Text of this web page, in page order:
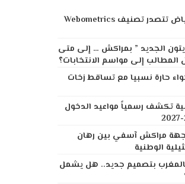
جامعة القاضي عياض تتصدر تصنيف Webometrics
الجديد ” بمراكش … إلى متى
إلى مواسم الانتخابات؟
حارة نسبيا مع تساقط زخات
تكشف رسمياً مواعيد الدخول
مراكش آسفي بين رهان
الوطنية
بتصميم جديد.. هل يشمل